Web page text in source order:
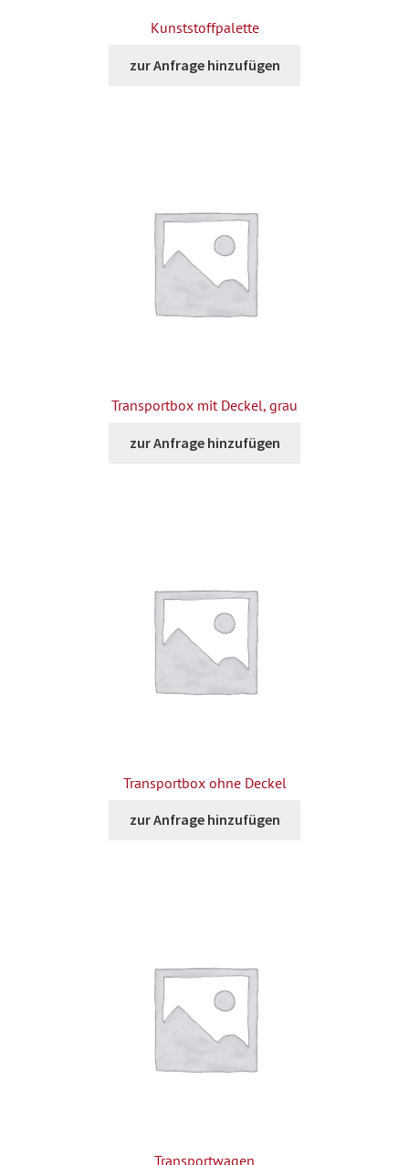
Kunststoffpalette
zur Anfrage hinzufügen
Transportbox mit Deckel, grau
zur Anfrage hinzufügen
Transportbox ohne Deckel
zur Anfrage hinzufügen
Transportwagen